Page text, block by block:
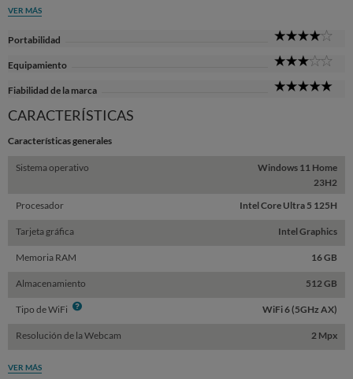
VER MÁS
Portabilidad
Equipamiento
Fiabilidad de la marca
CARACTERÍSTICAS
Características generales
Sistema operativo
Windows 11 Home
23H2
Procesador
Intel Core Ultra 5 125H
Tarjeta gráfica Intel Graphics
Memoria RAM 16 GB
Almacenamiento 512 GB
Tipo de WiFi Info WiFi 6 (5GHz AX)
Resolución de la Webcam 2 Mpx
VER MÁS